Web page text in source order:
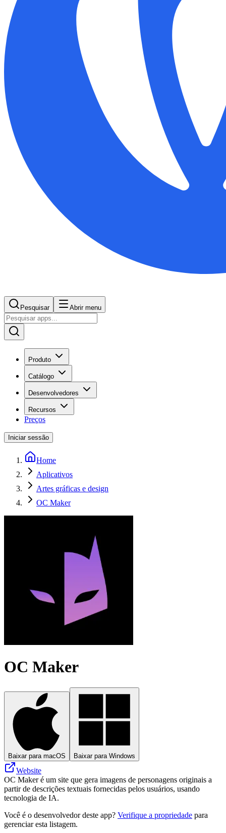
Pesquisar Abrir menu
Produto
Catálogo
Desenvolvedores
Recursos
Preços
Iniciar sessão
Home
Aplicativos
Artes gráficas e design
OC Maker
OC Maker
Baixar para macOS Baixar para Windows
Website
OC Maker é um site que gera imagens de personagens originais a
partir de descrições textuais fornecidas pelos usuários, usando
tecnologia de IA.
Você é o desenvolvedor deste app? Verifique a propriedade para
gerenciar esta listagem.